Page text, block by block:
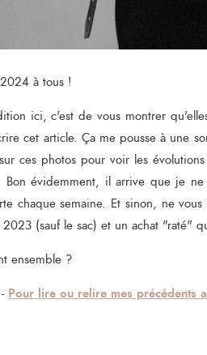
à tous !
ici, c'est de vous montrer
cet article. Ça me pousse à une
ces photos pour voir les
Bon évidemment, il arrive que je
chaque semaine. Et sinon, ne
2023 (sauf le sac) et un achat "raté"
ensemble ?
- Pour lire ou relire mes précédents